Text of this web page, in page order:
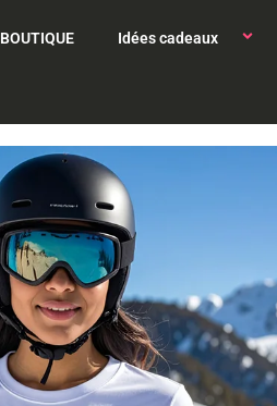
BOUTIQUE Idées cadeaux